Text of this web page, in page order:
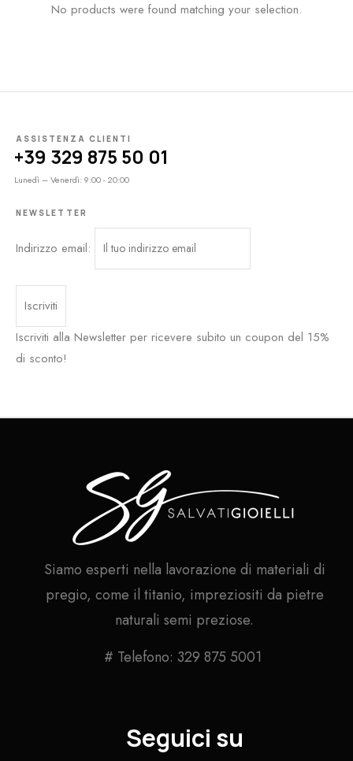
No products were found matching your selection.
ASSISTENZA CLIENTI
+39 329 875 50 01
Lunedì – Venerdì: 9:00 - 20:00
NEWSLETTER
Indirizzo email:
Iscriviti alla Newsletter per ricevere subito un coupon del 15%
di sconto!
Siamo esperti nella lavorazione di materiali di
pregio, come il titanio, impreziositi da pietre
naturali semi preziose.
# Telefono: 329 875 5001
Seguici su